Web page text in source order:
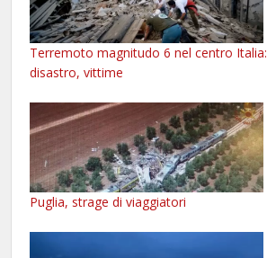
Terremoto magnitudo 6 nel centro Italia:
disastro, vittime
Puglia, strage di viaggiatori